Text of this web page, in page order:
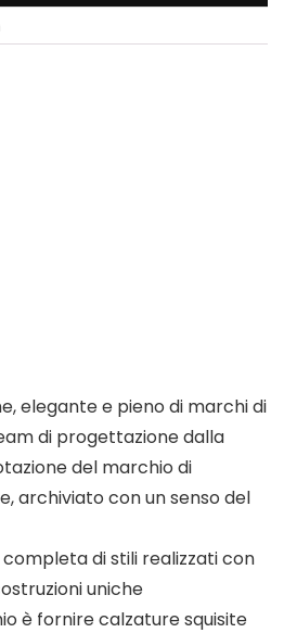
elegante e pieno di marchi di
di progettazione dalla
del marchio di
archiviato con un senso del
di stili realizzati con
uniche
è fornire calzature squisite